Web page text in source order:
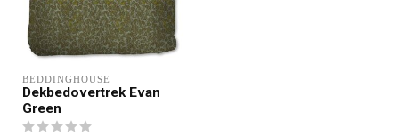
BEDDINGHOUSE
Dekbedovertrek Evan
Green